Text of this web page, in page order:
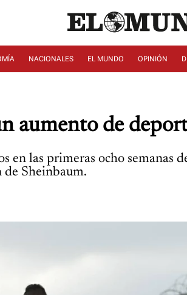
NACIONALES EL MUNDO OPINIÓN
aumento de
en las primeras ocho semanas
de Sheinbaum.